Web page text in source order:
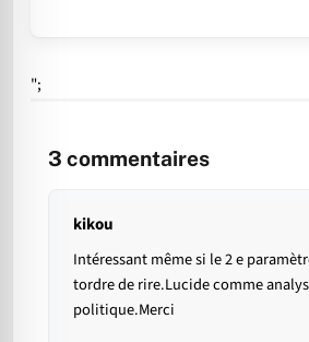
";
3 commentaires
kikou
Intéressant même si le 2 e
tordre de rire.Lucide comme
politique.Merci